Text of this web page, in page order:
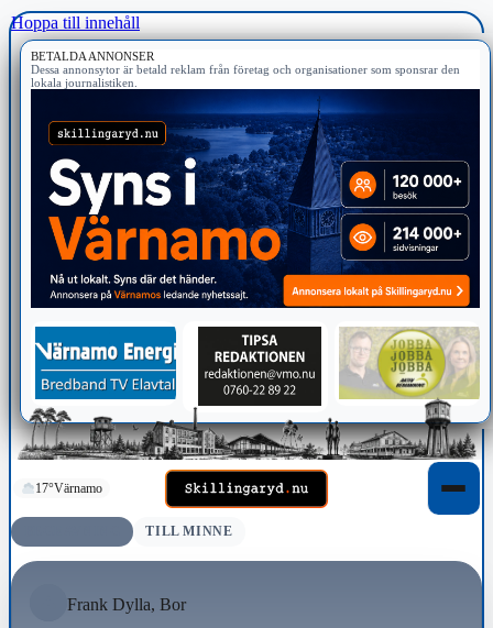
Hoppa till innehåll
BETALDA ANNONSER
Dessa annonsytor är betald reklam från företag och organisationer som sponsrar den
lokala journalistiken.
17°Värnamo
TILL MINNE
Frank Dylla, Bor